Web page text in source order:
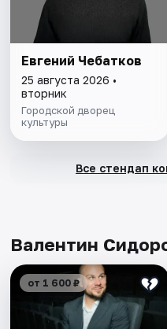
Евгений Чебатков
25 августа 2026 •
вторник
Городской дворец
культуры
Все стендап
Валентин
от 1 600 ₽